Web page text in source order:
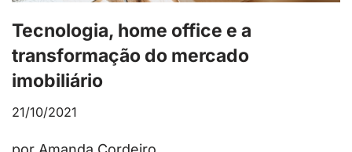
Tecnologia, home office e a
transformação do mercado
imobiliário
21/10/2021